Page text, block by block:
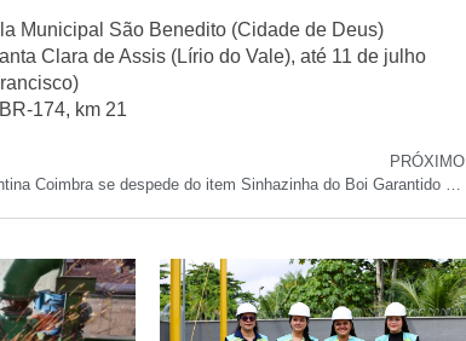
Municipal São Benedito (Cidade de Deus)
Clara de Assis (Lírio do Vale), até 11 de julho
174, km 21
PRÓXIMO